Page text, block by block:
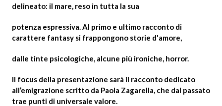
delineato: il mare, reso in tutta la sua
potenza espressiva. Al primo e ultimo racconto di
carattere fantasy si frappongono storie d'amore,
dalle tinte psicologiche, alcune più ironiche, horror.
Il focus della presentazione sarà il racconto dedicato
all’emigrazione scritto da Paola Zagarella, che dal passato
trae punti di universale valore.